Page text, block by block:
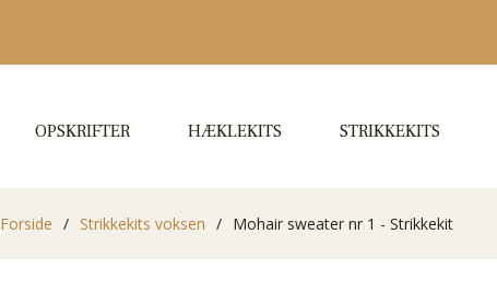
OPSKRIFTER HÆKLEKITS STRIKKEKITS
Forside / Strikkekits voksen / Mohair sweater nr 1 - Strikkekit